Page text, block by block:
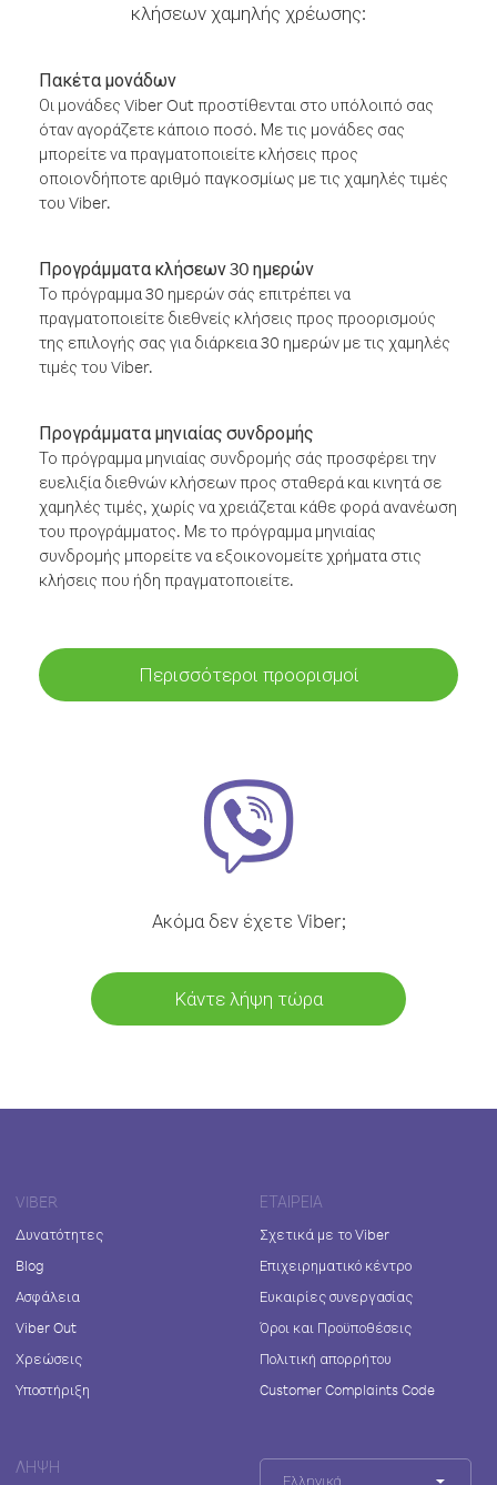
κλήσεων χαμηλής χρέωσης:
Πακέτα μονάδων
Οι μονάδες Viber Out προστίθενται στο υπόλοιπό σας
όταν αγοράζετε κάποιο ποσό. Με τις μονάδες σας
μπορείτε να πραγματοποιείτε κλήσεις προς
οποιονδήποτε αριθμό παγκοσμίως με τις χαμηλές τιμές
του Viber.
Προγράμματα κλήσεων 30 ημερών
Το πρόγραμμα 30 ημερών σάς επιτρέπει να
πραγματοποιείτε διεθνείς κλήσεις προς προορισμούς
της επιλογής σας για διάρκεια 30 ημερών με τις χαμηλές
τιμές του Viber.
Προγράμματα μηνιαίας συνδρομής
Το πρόγραμμα μηνιαίας συνδρομής σάς προσφέρει την
ευελιξία διεθνών κλήσεων προς σταθερά και κινητά σε
χαμηλές τιμές, χωρίς να χρειάζεται κάθε φορά ανανέωση
του προγράμματος. Με το πρόγραμμα μηνιαίας
συνδρομής μπορείτε να εξοικονομείτε χρήματα στις
κλήσεις που ήδη πραγματοποιείτε.
Περισσότεροι προορισμοί
Ακόμα δεν έχετε Viber;
Κάντε λήψη τώρα
VIBER
Δυνατότητες
Blog
Ασφάλεια
Viber Out
Χρεώσεις
Υποστήριξη
ΕΤΑΙΡΕΊΑ
Σχετικά με το Viber
Επιχειρηματικό κέντρο
Ευκαιρίες συνεργασίας
Όροι και Προϋποθέσεις
Πολιτική απορρήτου
Customer Complaints Code
ΛΉΨΗ
Ελληνικά